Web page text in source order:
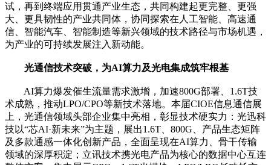
试，再到终端应用贯通产业生态，共同构建起更完整、更强
大、更具韧性的产业共同体，协同探索在人工智能、高速通
信、智能汽车、智能制造等新兴领域的技术路径与市场机遇，
为产业的可持续发展注入新动能。
光通信技术突破，为AI算力及光电集成筑牢根基
AI算力爆发催生流量需求激增，加速800G部署、1.6T技
术成熟，推动LPO/CPO等新技术落地。本届CIOE信息通信展
上，光通信领域头部企业集中亮相，彰显技术硬实力：光迅科
技以“芯AI·新未来”为主题，展出1.6T、800G、产品生态矩阵
及多款通感一体化创新产品，全面呈现在AI算力、骨干传输
领域的深厚积淀；立讯技术携光电产品为核心的数据中心互连